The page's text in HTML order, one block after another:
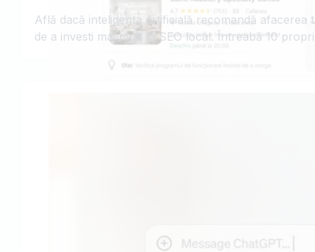
Află dacă inteligența artificială recomandă
de a investi mai mult în SEO local. Întreabă 10